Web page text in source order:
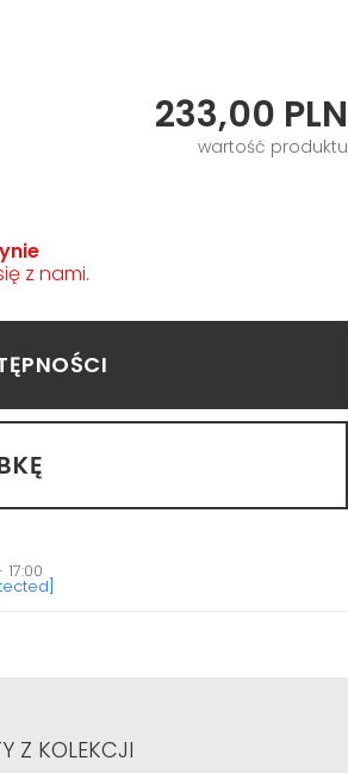
233,00 PLN
wartość produktu
z nami.
Z KOLEKCJI